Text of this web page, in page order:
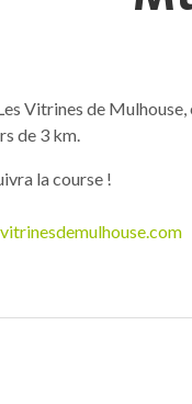
Vitrines de
de 3 km.
la course !